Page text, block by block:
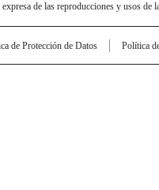
de las reproducciones y usos de
de Protección de Datos Política